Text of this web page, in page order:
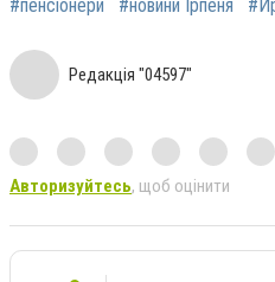
#пенсіонери
#новини Ірпеня
Редакція "04597"
Авторизуйтесь, щоб оцінити